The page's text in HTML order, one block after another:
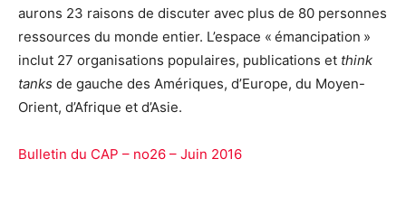
aurons 23 raisons de discuter avec plus de 80 personnes
ressources du monde entier. L’espace « émancipation »
inclut 27 organisations populaires, publications et think
tanks de gauche des Amériques, d’Europe, du Moyen-
Orient, d’Afrique et d’Asie.
Bulletin du CAP – no26 – Juin 2016